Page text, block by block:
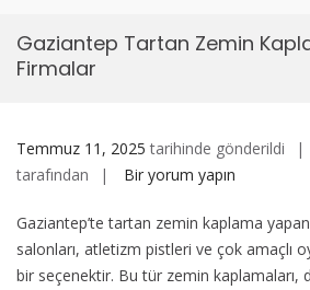
Gaziantep Tartan Zemin
Firmalar
Temmuz 11, 2025 tarihinde gönderildi
tarafından
Gaziantep
Zemin
Kaplama
Yapan
Bir yorum yapın
Gaziantep’te tartan zemin kaplama
salonları, atletizm pistleri ve çok amaçlı
bir seçenektir. Bu tür zemin kaplamaları,